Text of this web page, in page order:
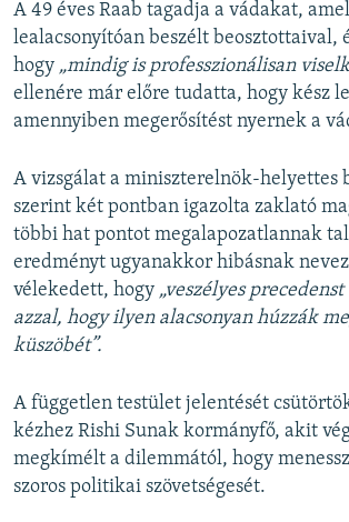
A 49 éves Raab tagadja a vádakat,
lealacsonyítóan beszélt beosztottaival,
hogy „mindig is professzionálisan
ellenére már előre tudatta, hogy kész
amennyiben megerősítést nyernek a
A vizsgálat a miniszterelnök-helyettes
szerint két pontban igazolta zaklató
többi hat pontot megalapozatlannak
eredményt ugyanakkor hibásnak
vélekedett, hogy „veszélyes
azzal, hogy ilyen alacsonyan húzzák
küszöbét”.
A független testület jelentését
kézhez Rishi Sunak kormányfő, akit
megkímélt a dilemmától, hogy
szoros politikai szövetségesét.